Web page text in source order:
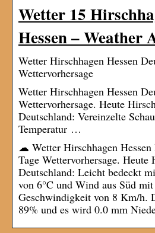
Wetter 15
Hessen – Weather
Wetter Hirschhagen Hessen
Wettervorhersage
Wetter Hirschhagen Hessen
Wettervorhersage. Heute
Deutschland: Vereinzelte
Temperatur …
☁ Wetter Hirschhagen Hessen
Tage Wettervorhersage. Heute
Deutschland: Leicht bedeckt
von 6°C und Wind aus Süd
Geschwindigkeit von 8 Km/h.
89% und es wird 0.0 mm